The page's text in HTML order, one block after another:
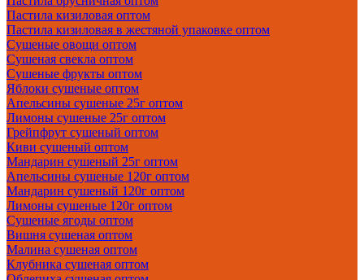
Пастила кизиловая оптом
Пастила кизиловая в жестяной упаковке оптом
Сушеные овощи оптом
Сушеная свекла оптом
Сушеные фрукты оптом
Яблоки сушеные оптом
Апельсины сушеные 25г оптом
Лимоны сушеные 25г оптом
Грейпфрут сушеный оптом
Киви сушеный оптом
Мандарин сушеный 25г оптом
Апельсины сушеные 120г оптом
Мандарин сушеный 120г оптом
Лимоны сушеные 120г оптом
Сушеные ягоды оптом
Вишня сушеная оптом
Малина сушеная оптом
Клубника сушеная оптом